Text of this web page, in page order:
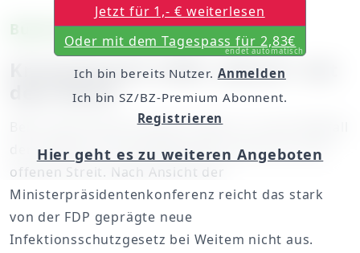
Bund-Länder-Gespräche zu Corona
Kretschmann sieht „Bruch“ mit
dem Bund
Beim letzten Bund-Länder-Treffen vor dem Wegfall
der meisten Coronamaßnahmen kommt es zum
offenen Streit. Nach Ansicht der
Ministerpräsidentenkonferenz reicht das stark
von der FDP geprägte neue
Infektionsschutzgesetz bei Weitem nicht aus.
Jetzt für 1,- € weiterlesen
Oder mit dem Tagespass für 2,83€
endet automatisch
Ich bin bereits Nutzer. Anmelden
Ich bin SZ/BZ-Premium Abonnent.
Registrieren
Hier geht es zu weiteren Angeboten